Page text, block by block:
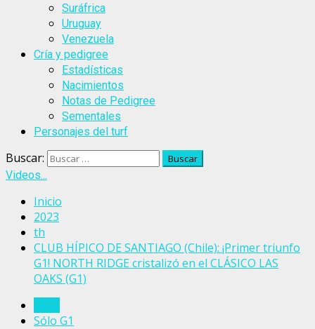
Suráfrica
Uruguay
Venezuela
Cría y pedigree
Estadísticas
Nacimientos
Notas de Pedigree
Sementales
Personajes del turf
Buscar:
Videos...
Inicio
2023
th
CLUB HÍPICO DE SANTIAGO (Chile): ¡Primer triunfo
G1! NORTH RIDGE cristalizó en el CLÁSICO LAS
OAKS (G1)
Sólo G1